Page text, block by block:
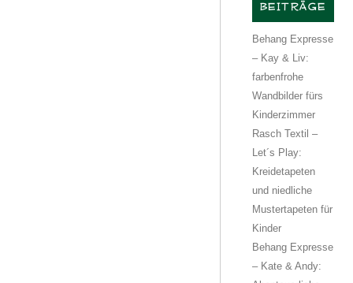
BEITRÄGE
Behang Expresse
– Kay & Liv:
farbenfrohe
Wandbilder fürs
Kinderzimmer
Rasch Textil –
Let´s Play:
Kreidetapeten
und niedliche
Mustertapeten für
Kinder
Behang Expresse
– Kate & Andy: